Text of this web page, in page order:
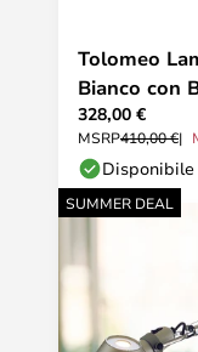
Tolomeo
Bianco con
Artemide
328,00 €
MSRP410,00 €
Disponibile
SUMMER DEAL